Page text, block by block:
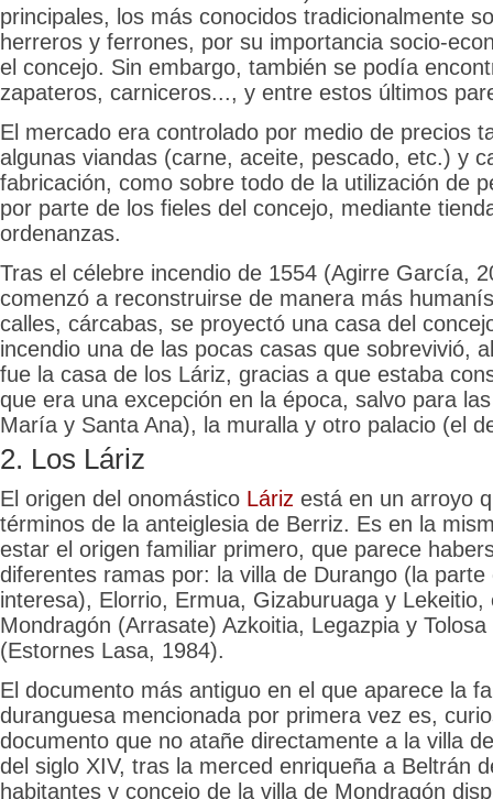
principales, los más conocidos tradicionalmente
herreros y ferrones, por su importancia socio-
el concejo. Sin embargo, también se podía
zapateros, carniceros..., y entre estos últimos
El mercado era controlado por medio de precios
algunas viandas (carne, aceite, pescado, etc.) y
fabricación, como sobre todo de la utilización de
por parte de los fieles del concejo, mediante
ordenanzas.
Tras el célebre incendio de 1554 (Agirre García,
comenzó a reconstruirse de manera más
calles, cárcabas, se proyectó una casa del
incendio una de las pocas casas que sobrevivió,
fue la casa de los Láriz, gracias a que estaba
que era una excepción en la época, salvo para
María y Santa Ana), la muralla y otro palacio (el
2. Los Láriz
El origen del onomástico Láriz está en un arroyo
términos de la anteiglesia de Berriz. Es en la
estar el origen familiar primero, que parece
diferentes ramas por: la villa de Durango (la
interesa), Elorrio, Ermua, Gizaburuaga y Lekeitio,
Mondragón (Arrasate) Azkoitia, Legazpia y
(Estornes Lasa, 1984).
El documento más antiguo en el que aparece la
duranguesa mencionada por primera vez es,
documento que no atañe directamente a la villa
del siglo XIV, tras la merced enriqueña a Beltrán
habitantes y concejo de la villa de Mondragón